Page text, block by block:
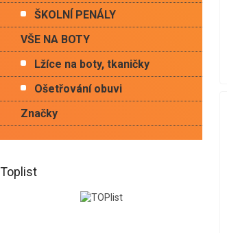
ŠKOLNÍ PENÁLY
VŠE NA BOTY
Lžíce na boty, tkaničky
Ošetřování obuvi
Značky
Toplist